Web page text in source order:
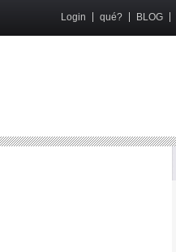
Login qué? BLOG